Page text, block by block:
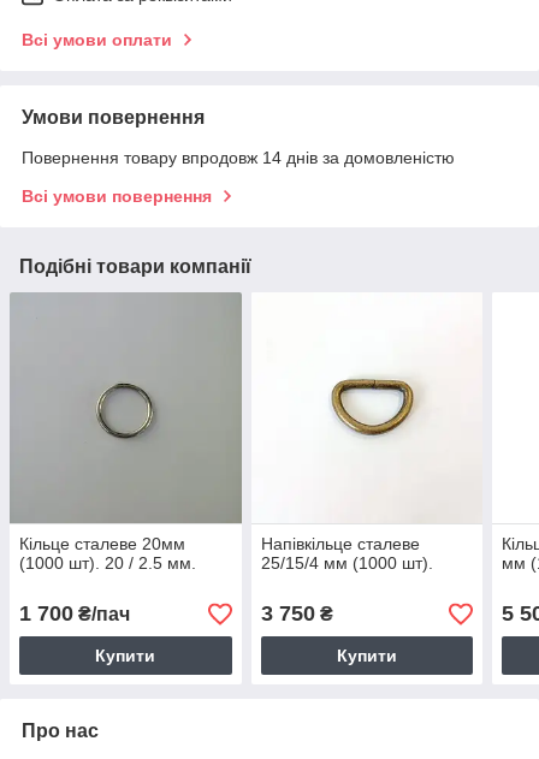
Всі умови оплати
Умови повернення
Повернення товару впродовж 14 днів за домовленістю
Всі умови повернення
Подібні товари компанії
Кільце сталеве 20мм
(1000 шт). 20 / 2.5 мм.
1 700 ₴/пач
Купити
Напівкільце сталеве
25/15/4 мм (1000 шт).
3 750₴
Купити
мм
5
Про нас